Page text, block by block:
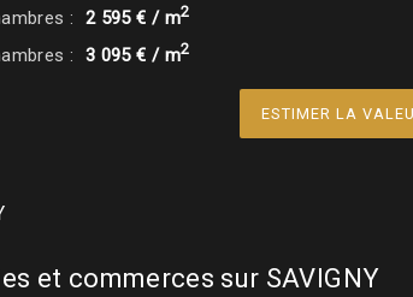
: 2 595 € / m2
: 3 095 € / m2
ESTIMER LA
et commerces sur SAVIGNY